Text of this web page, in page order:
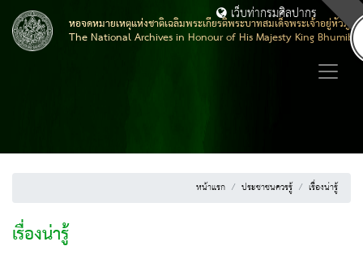
หอจดหมายเหตุแห่งชาติเฉลิมพระเกียรติพระบาทสมเด็จพระเจ้าอยู่หัวภูมิ
The National Archives in Honour of His Majesty King
เว็บท่ากรมศิลปากร
หน้าแรก ประชาชนควรรู้ เรื่องน่ารู้
เรื่องน่ารู้